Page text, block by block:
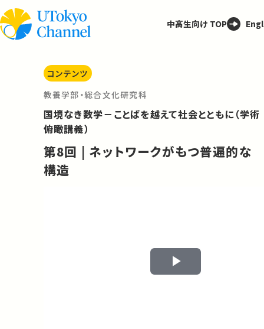
中高生向け TOP
コンテンツ
教養学部・総合文化研究科
国境なき数学－ことばを越えて社会とともに（学術
俯瞰講義）
第8回 | ネットワークがもつ普遍的な
構造
Play